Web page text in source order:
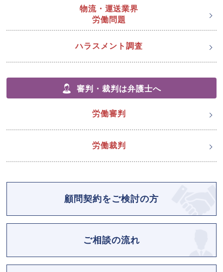
物流・運送業界
労働問題
ハラスメント調査
審判・裁判は弁護士へ
労働審判
労働裁判
顧問契約をご検討の方
ご相談の流れ